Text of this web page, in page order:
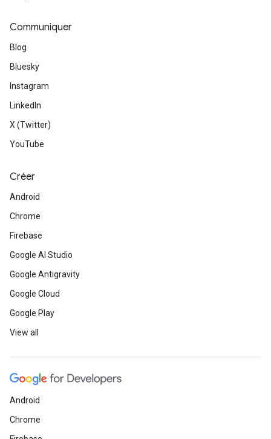
Communiquer
Blog
Bluesky
Instagram
LinkedIn
X (Twitter)
YouTube
Créer
Android
Chrome
Firebase
Google AI Studio
Google Antigravity
Google Cloud
Google Play
View all
Android
Chrome